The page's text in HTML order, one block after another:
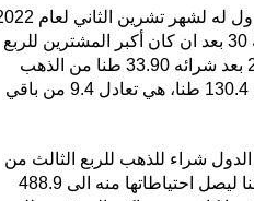
وقال المجلس في أحدث جدول له لشهر تشرين
: ان “العراق قفز الى المرتبة 30 بعد ان كان أكبر المشترين للربع
الثاني من العام الحالي 2022 بعد شرائه 33.90 طنا من الذهب
ليصل رصيده الاحتياطي منه 130.4 طنا، هي تعادل 9.4 من باقي
شراء للذهب للربع الثالث من
العام 2022 وبواقع 31.17 طنا ليصل احتياطاتها منه الى 488.9